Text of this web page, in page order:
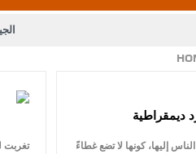
القاضي يلتقي رؤساء تحرير
يتلقى اتصالا هاتفيا من العاهل البحريني
تغربت
ديمقراطية